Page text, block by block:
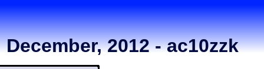
December, 2012 - ac10zzk